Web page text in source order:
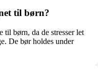
til børn?
til børn, da de stresser let
De bør holdes under